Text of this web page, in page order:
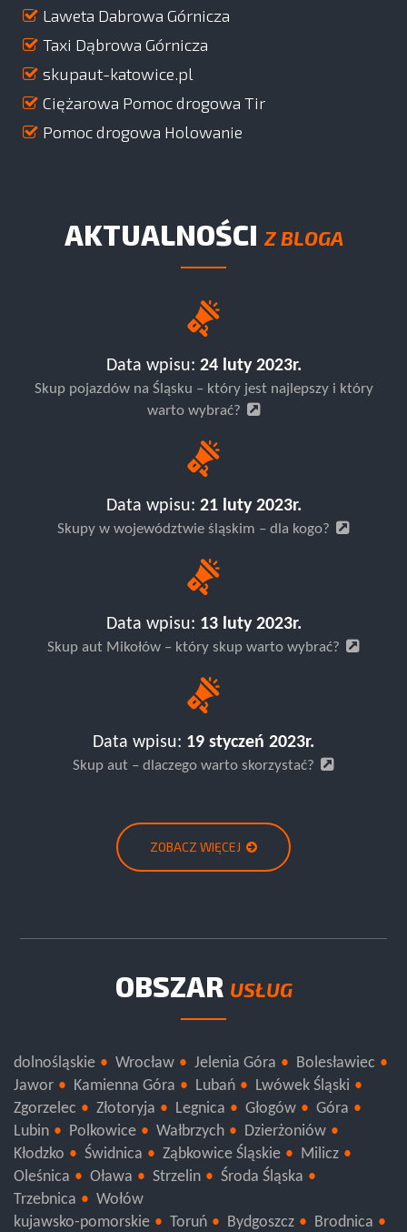
Laweta Dabrowa Górnicza
Taxi Dąbrowa Górnicza
skupaut-katowice.pl
Ciężarowa Pomoc drogowa Tir
Pomoc drogowa Holowanie
AKTUALNOŚCI Z BLOGA
Data wpisu: 24 luty 2023r.
Skup pojazdów na Śląsku – który jest najlepszy i który
warto wybrać?
Data wpisu: 21 luty 2023r.
Skupy w województwie śląskim – dla kogo?
Data wpisu: 13 luty 2023r.
Skup aut Mikołów – który skup warto wybrać?
Data wpisu: 19 styczeń 2023r.
Skup aut – dlaczego warto skorzystać?
ZOBACZ WIĘCEJ
OBSZAR
dolnośląskie Wrocław Jelenia Góra
Bolesławiec
Jawor
Kamienna Góra Lubań
Lwówek Śląski
Zgorzelec
Złotoryja Legnica Głogów
Góra
Lubin
Polkowice Wałbrzych
Dzierżoniów
Kłodzko
Świdnica Ząbkowice Śląskie
Milicz
Oleśnica
Oława
Trzebnica
Wołów